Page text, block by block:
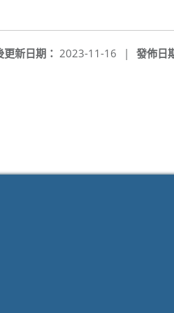
發佈日
更新日期： 2023-11-16 |